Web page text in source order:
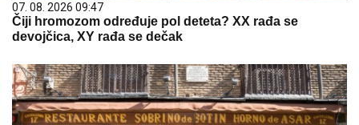
07. 08. 2026 09:47
Čiji hromozom određuje pol deteta? XX rađa se
devojčica, XY rađa se dečak